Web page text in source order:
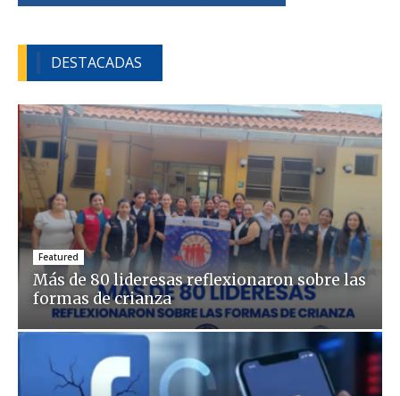
DESTACADAS
Featured
Más de 80 lideresas reflexionaron sobre las
formas de crianza